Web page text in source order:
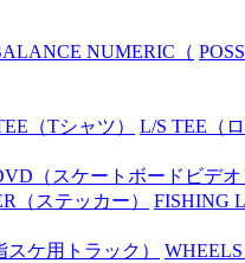
NUMERIC （
（Tシャツ） L/S TEE （
（スケートボードビデオ
（ステッカー） FISHING
スケ用トラック） WHEELS